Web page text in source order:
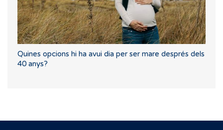
Quines opcions hi ha avui dia per ser mare després dels
40 anys?